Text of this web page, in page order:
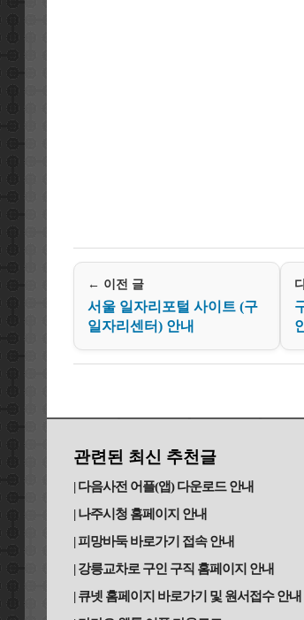
← 이전 글
서울 일자리포털 사이트 (구
일자리센터) 안내
관련된 최신 추천글
다음사전 어플(앱) 다운로드 안내
나주시청 홈페이지 안내
피망바둑 바로가기 접속 안내
강릉교차로 구인 구직 홈페이지 안내
큐넷 홈페이지 바로가기 및 원서접수 안내